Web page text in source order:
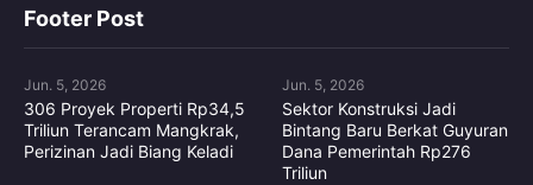
Footer Post
Jun. 5, 2026
306 Proyek Properti Rp34,5
Triliun Terancam Mangkrak,
Perizinan Jadi Biang Keladi
Jun. 5, 2026
Sektor Konstruksi Jadi
Bintang Baru Berkat Guyuran
Dana Pemerintah Rp276
Triliun